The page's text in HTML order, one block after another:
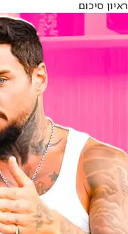
ראיון סיכום